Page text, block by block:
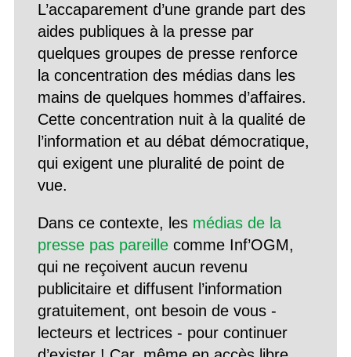
L’accaparement d’une grande part des
aides publiques à la presse par
quelques groupes de presse renforce
la concentration des médias dans les
mains de quelques hommes d’affaires.
Cette concentration nuit à la qualité de
l’information et au débat démocratique,
qui exigent une pluralité de point de
vue.
Dans ce contexte, les médias de la
presse pas pareillecomme Inf’OGM,
qui ne reçoivent aucun revenu
publicitaire et diffusent l’information
gratuitement, ont besoin de vous -
lecteurs et lectrices - pour continuer